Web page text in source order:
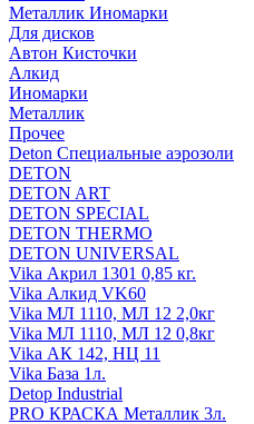
Металлик Иномарки
Для дисков
Автон Кисточки
Алкид
Иномарки
Металлик
Прочее
Deton Специальные аэрозоли
DETON
DETON ART
DETON SPECIAL
DETON THERMO
DETON UNIVERSAL
Vika Акрил 1301 0,85 кг.
Vika Алкид VK60
Vika МЛ 1110, МЛ 12 2,0кг
Vika МЛ 1110, МЛ 12 0,8кг
Vika АК 142, НЦ 11
Vika База 1л.
Detop Industrial
PRO КРАСКА Металлик 3л.